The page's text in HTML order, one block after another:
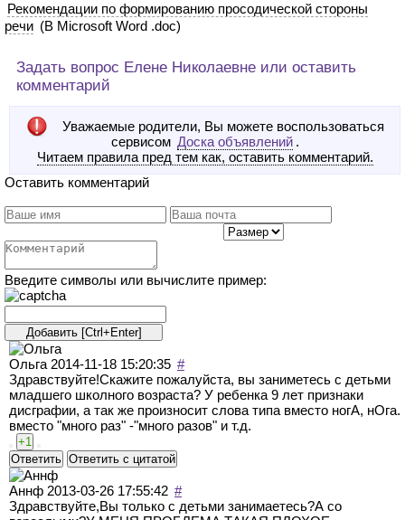
Рекомендации по формированию просодической стороны
речи (В Microsoft Word .doc)
Задать вопрос Елене Николаевне или оставить
комментарий
Уважаемые родители, Вы можете воспользоваться
сервисом Доска объявлений .
Читаем правила пред тем как, оставить комментарий.
Оставить комментарий
Введите символы или вычислите пример:
Ольга 2014-11-18 15:20:35 #
Здравствуйте!Скажите пожалуйста, вы заниметесь с детьми
младшего школного возраста? У ребенка 9 лет признаки
дисграфии, а так же произносит слова типа вместо ногА, нОга.
вместо "много раз" -"много разов" и т.д.
+1
Ответить Ответить с цитатой
Аннф 2013-03-26 17:55:42 #
Здравствуйте,Вы только с детьми занимаетесь?А со